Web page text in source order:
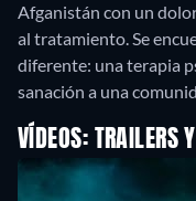
Afganistán con un
al tratamiento. Se
diferente: una terapia
sanación a una
VÍDEOS: TRAILERS